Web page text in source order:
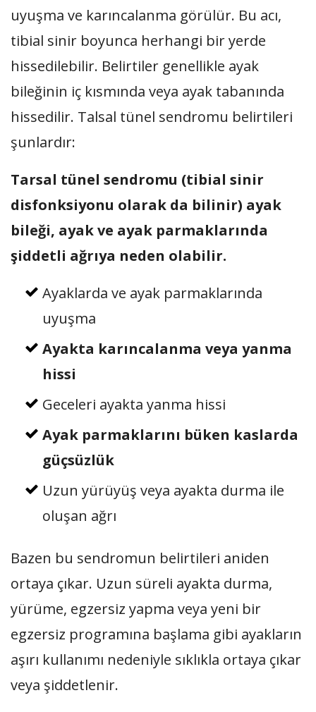
uyuşma ve karıncalanma görülür. Bu acı,
tibial sinir boyunca herhangi bir yerde
hissedilebilir. Belirtiler genellikle ayak
bileğinin iç kısmında veya ayak tabanında
hissedilir. Talsal tünel sendromu belirtileri
şunlardır:
Tarsal tünel sendromu (tibial sinir
disfonksiyonu olarak da bilinir) ayak
bileği, ayak ve ayak parmaklarında
şiddetli ağrıya neden olabilir.
Ayaklarda ve ayak parmaklarında
uyuşma
Ayakta karıncalanma veya yanma
hissi
Geceleri ayakta yanma hissi
Ayak parmaklarını büken kaslarda
güçsüzlük
Uzun yürüyüş veya ayakta durma ile
oluşan ağrı
Bazen bu sendromun belirtileri aniden
ortaya çıkar. Uzun süreli ayakta durma,
yürüme, egzersiz yapma veya yeni bir
egzersiz programına başlama gibi ayakların
aşırı kullanımı nedeniyle sıklıkla ortaya çıkar
veya şiddetlenir.